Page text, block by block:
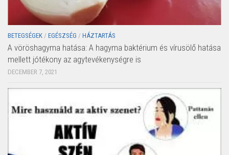
BETEGSÉGEK / EGÉSZSÉG / HÁZTARTÁS
A vöröshagyma hatása: A hagyma baktérium és vírusölő hatása
mellett jótékony az agytevékenységre is
DECEMBER 7, 2021